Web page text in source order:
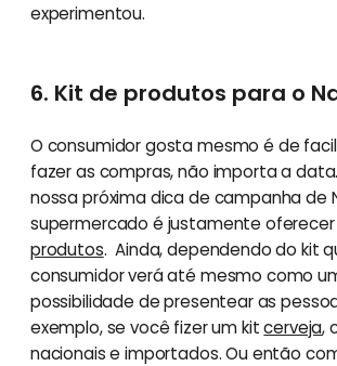
experimentou.
6. Kit de produtos para o
O consumidor gosta mesmo é de
fazer as compras, não importa a
nossa próxima dica de campanha de
supermercado é justamente oferecer
produtos. Ainda, dependendo do kit
consumidor verá até mesmo como
possibilidade de presentear as
exemplo, se você fizer um kitcerveja,
nacionais e importados. Ou então